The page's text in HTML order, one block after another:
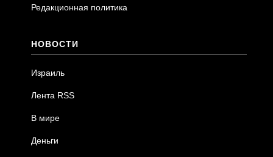
Редакционная политика
НОВОСТИ
Израиль
Лента RSS
В мире
Деньги